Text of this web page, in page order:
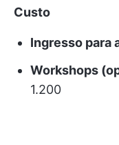
Custo
Ingresso para
Workshops
1.200